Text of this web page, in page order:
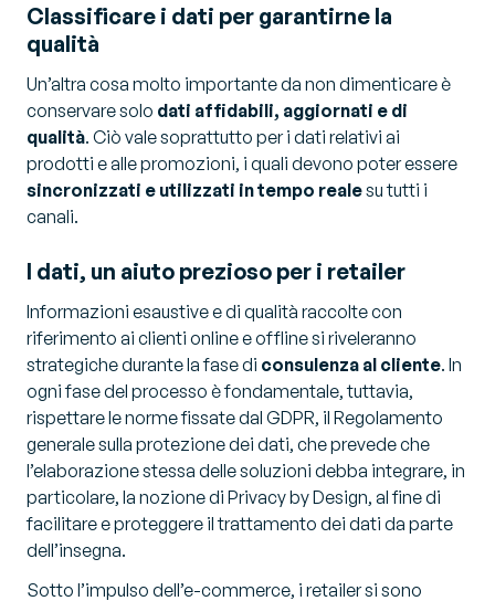
Classificare i dati per garantirne la
qualità
Un’altra cosa molto importante da non dimenticare è
conservare solo dati affidabili, aggiornati e di
qualità. Ciò vale soprattutto per i dati relativi ai
prodotti e alle promozioni, i quali devono poter essere
sincronizzati e utilizzati in tempo realesu tutti i
canali.
I dati, un aiuto prezioso per i retailer
Informazioni esaustive e di qualità raccolte con
riferimento ai clienti online e offline si riveleranno
strategiche durante la fase di consulenza al cliente. In
ogni fase del processo è fondamentale, tuttavia,
rispettare le norme fissate dal GDPR, il Regolamento
generale sulla protezione dei dati, che prevede che
l’elaborazione stessa delle soluzioni debba integrare, in
particolare, la nozione di Privacy by Design, al fine di
facilitare e proteggere il trattamento dei dati da parte
dell’insegna.
Sotto l’impulso dell’e-commerce, i retailer si sono